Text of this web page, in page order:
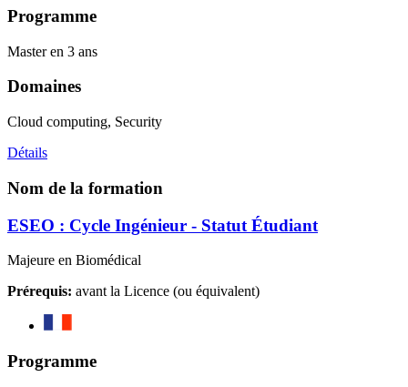
Programme
Master en 3 ans
Domaines
Cloud computing, Security
Détails
Nom de la formation
ESEO : Cycle Ingénieur - Statut Étudiant
Majeure en Biomédical
Prérequis: avant la Licence (ou équivalent)
Programme